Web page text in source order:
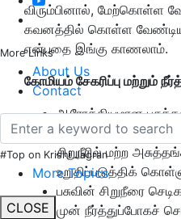
More Links
About Us
Contact
#Top on Krishi Jagran
More Topics
CLOSE
விரும்பினால், மேற்கொள்ள
கவனத்தில் கொள்ள
என்பதை இங்கு காணலாம்.
கோமியம் சேகரிப்பு மற்றும்
ஆரோக்கியமான
சிறுநீரை சுத்தமான
சிறுநீரில் மற்ற
உறுதிப்படுத்திக்
பசுவின் சிறுநீரை
முன் நீர்த்துப்போகச்